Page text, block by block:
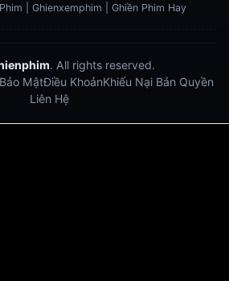
| Ghienxemphim | Ghiền Phim Hay
. All rights reserved.
MậtĐiều KhoảnKhiếu Nại Bản Quyền
Liên Hệ